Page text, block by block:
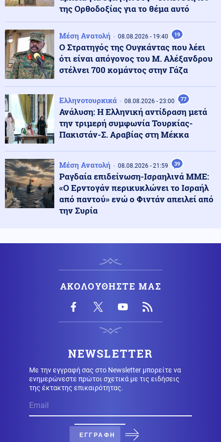
Κοινωνία 09.08.2026 - 17:37
Βοιωτία: Απατεώνας έπεισε δύο ηλικιωμένες να του
δώσουν τα χρήματά τους (βίντεο)
Κόσμος 09.08.2026 - 17:35
Οι προφητείες της Μπάμπα Βάνγκα για το 2026! Δύο
έχουν ήδη βγει αληθινές-Το σενάριο που απομένει
μέχρι το τέλος του έτους
ΗΠΑ 09.08.2026 - 17:24
ΗΠΑ: Ρεκόρ 37 ετών για τις Καρέτα-Καρέτα –
Ξεπέρασαν τις 4.100 φωλιές
Κόσμος 09.08.2026 - 17:11
Ζελένσκι: Η Ρωσία αναπτύσσει 50.000 Βορειοκορεατές
στρατιώτες
Υγεία 09.08.2026 - 17:01
35 στην Τουρκία λόγω της Κίνας»
Ιταλία: Αρχαίο ρωμαϊκό ναυάγιο ανακαλύφθηκε
Κόσμος 09.08.2026 - 16:33
Μυστήριο στο Ιράν: Αχρονολόγητο βίντεο φέρεται να
δείχνει τον Χαμενεΐ ζωντανό
09.08.2026 - 16:29
Δεν υπάρχει όριο στην αγάπη μιας μάνας! Ελένη
της Ορθοδοξίας για το θέμα αυτό
Μέση Ανατολή 08.08.2026 - 19:40 19
Ο Στρατηγός της Ουγκάντας που λέει
ότι είναι απόγονος του Μ. Αλέξανδρου
στέλνει 700 κομάντος στην Γάζα
Ελληνοτουρκικά 08.08.2026 - 23:00 77
Ανάλυση: Η Ελληνική αντίδραση μετά
την τριμερή συμφωνία Τουρκίας-
Πακιστάν-Σ. Αραβίας στη Μέκκα
Μέση Ανατολή 08.08.2026 - 21:59 39
Ραγδαία επιδείνωση-Ισραηλινά ΜΜΕ:
«Ο Ερντογάν περικυκλώνει το Ισραήλ
από παντού» ενώ ο Φιντάν απειλεί από
την Συρία
ΑΚΟΛΟΥΘΗΣΤΕ ΜΑΣ
NEWSLETTER
Με την εγγραφή σας στο Newsletter μπορείτε να
ενημερώνεστε πρώτοι σχετικά με τις ειδήσεις
της έκτακτης επικαιρότητας.
ΕΓΓΡΑΦΗ